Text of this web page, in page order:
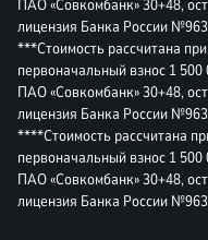
ПАО «Совкомбанк» 30+48,
лицензия Банка России №963
***Стоимость рассчитана при
первоначальный взнос 1 500
ПАО «Совкомбанк» 30+48,
лицензия Банка России №963
****Стоимость рассчитана
первоначальный взнос 1
ПАО «Совкомбанк» 30+48,
лицензия Банка России №963